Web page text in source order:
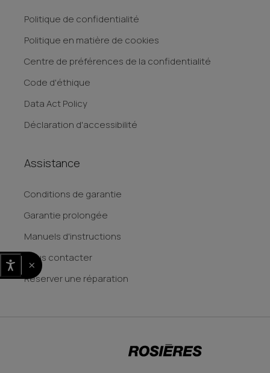
Politique de confidentialité
Politique en matière de cookies
Centre de préférences de la confidentialité
Code d'éthique
Data Act Policy
Déclaration d'accessibilité
Assistance
Conditions de garantie
Garantie prolongée
Manuels d'instructions
Nous contacter
Reserver une réparation
×